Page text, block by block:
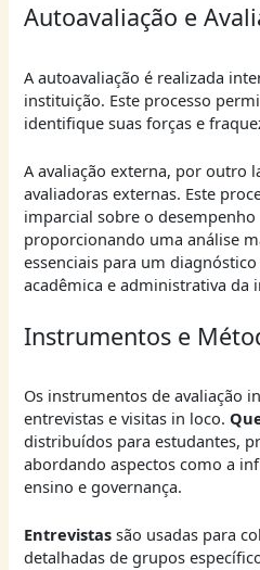
Autoavaliação e
A autoavaliação é realizada
instituição. Este processo
identifique suas forças e
A avaliação externa, por outro
avaliadoras externas. Este
imparcial sobre o
proporcionando uma análise
essenciais para um
acadêmica e administrativa da
Instrumentos e
Os instrumentos de avaliação
entrevistas e visitas in loco.
distribuídos para estudantes,
abordando aspectos como a
ensino e governança.
Entrevistas são usadas para
detalhadas de grupos